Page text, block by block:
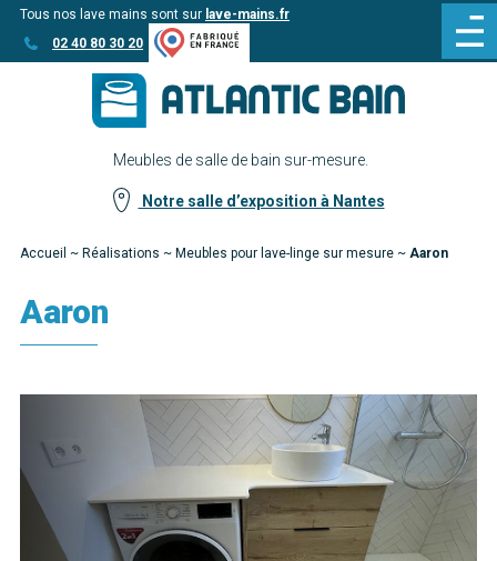
Aller
au
Aller au
contenu
Tous nos lave mains sont sur lave-mains.fr
02 40 80 30 20
Meubles de salle de bain sur-mesure.
Notre salle d’exposition à Nantes
Accueil ~ Réalisations ~ Meubles pour lave-linge sur mesure ~ Aaron
Aaron